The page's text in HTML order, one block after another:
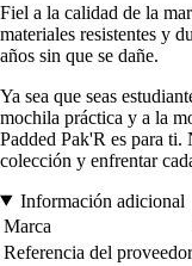
Fiel a la calidad de la
materiales resistentes y
años sin que se dañe.
Ya sea que seas
mochila práctica y a la
Padded Pak'R es para ti.
colección y enfrentar
Información adicional
Marca
Referencia del proveedor